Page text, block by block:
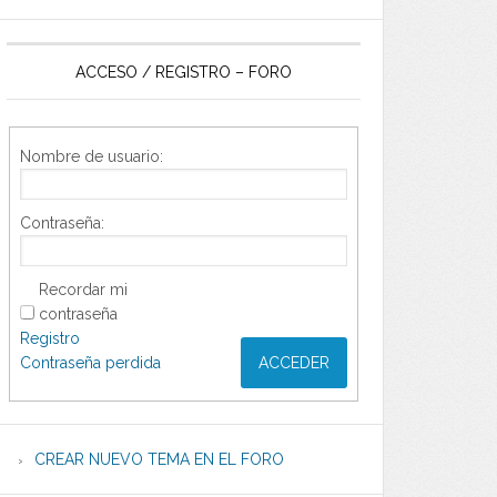
ACCESO / REGISTRO – FORO
Nombre de usuario:
Contraseña:
Recordar mi
contraseña
ACCEDER
Registro
Contraseña perdida
CREAR NUEVO TEMA EN EL FORO